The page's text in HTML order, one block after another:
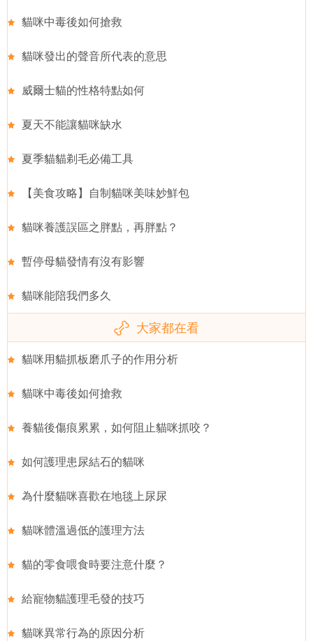
貓咪中毒後如何搶救
貓咪發出的聲音所代表的意思
威爾士貓的性格特點如何
夏天不能讓貓咪缺水
夏季貓貓剃毛必備工具
【美食攻略】自制貓咪美味妙鮮包
貓咪養護誤區之胖點，再胖點？
暫停母貓發情有沒有影響
貓咪能陪我們多久
大家都在看
貓咪用貓抓板磨爪子的作用分析
貓咪中毒後如何搶救
養貓後傷痕累累，如何阻止貓咪抓咬？
如何護理患尿結石的貓咪
為什麼貓咪喜歡在地毯上尿尿
貓咪體溫過低的護理方法
貓的零食喂食時要注意什麼？
給寵物貓護理毛發的技巧
貓咪異常行為的原因分析